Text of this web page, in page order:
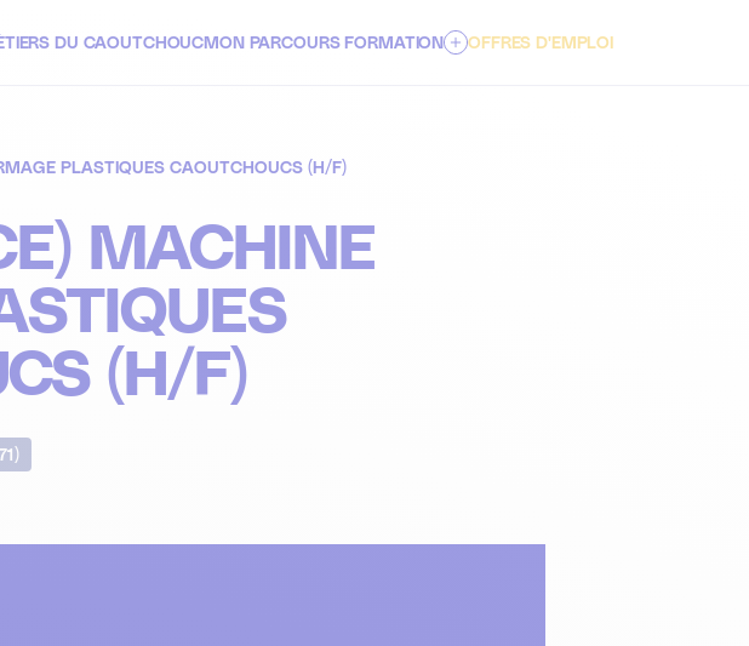
DU CAOUTCHOUCMON PARCOURS FORMATION OFFRES D'EMPLOI
PLASTIQUES CAOUTCHOUCS (H/F)
MACHINE
(H/F)